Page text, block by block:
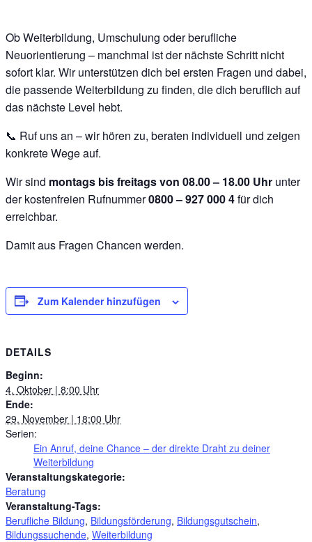
Ob Weiterbildung, Umschulung oder berufliche
Neuorientierung – manchmal ist der nächste Schritt nicht
sofort klar. Wir unterstützen dich bei ersten Fragen und dabei,
die passende Weiterbildung zu finden, die dich beruflich auf
das nächste Level hebt.
📞 Ruf uns an – wir hören zu, beraten individuell und zeigen
konkrete Wege auf.
Wir sind montags bis freitags von 08.00 – 18.00 Uhr unter
der kostenfreien Rufnummer0800 – 927 000 4für dich
erreichbar.
Damit aus Fragen Chancen werden.
Zum Kalender hinzufügen
DETAILS
Beginn:
4. Oktober | 8:00 Uhr
Ende:
29. November | 18:00 Uhr
Serien:
Ein Anruf, deine Chance – der direkte Draht zu deiner
Weiterbildung
Veranstaltungskategorie:
Beratung
Veranstaltung-Tags:
Berufliche Bildung, Bildungsförderung, Bildungsgutschein,
Bildungssuchende, Weiterbildung